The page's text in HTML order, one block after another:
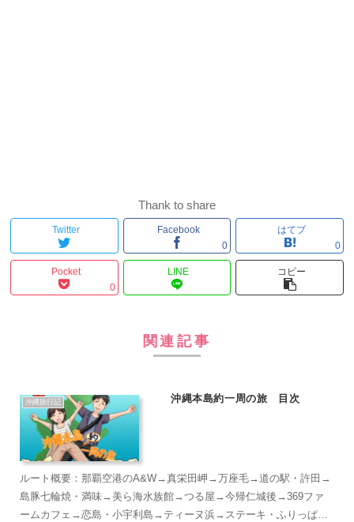
Thank to share
Twitter
Facebook
0
はてブ
0
Pocket
0
LINE コピー
関連記事
沖縄旅行記 沖縄本島約一周の旅 目次
ルート概要：那覇空港のA&W→真栄田岬→万座毛→道の駅・許田→
島豚七輪焼・満味→美ら海水族館→つる屋→今帰仁城後→369ファ
ームカフェ→恋島・小宇利島→ティーヌ浜→ステーキ・ふりっぱー